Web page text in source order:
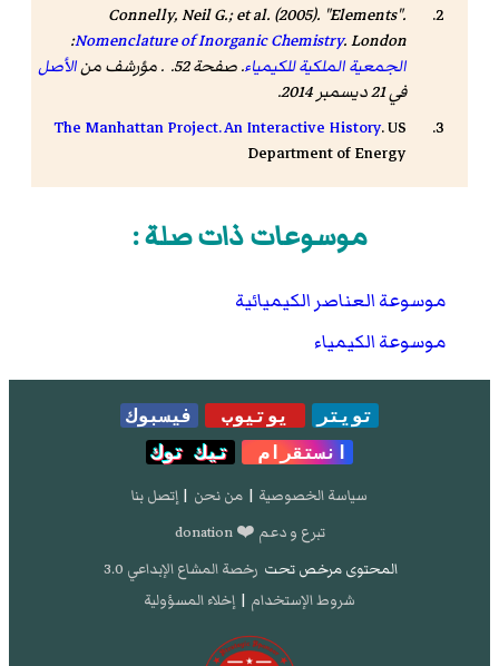
Connelly, Neil G.; et al. (2005). "Elements".
Nomenclature of Inorganic Chemistry. London:
الجمعية الملكية للكيمياء. صفحة 52. . مؤرشف من
الأصل
في 21 ديسمبر 2014.
The Manhattan Project. An Interactive History. US
Department of Energy
موسوعات ذات صلة :
موسوعة العناصر الكيميائية
موسوعة الكيمياء
تويتر يوتيوب
فيسبوك
انستقرام
تيك توك
سياسة الخصوصية | من نحن | إتصل بنا
تبرع و دعم ❤️ donation
المحتوى مرخص تحت رخصة المشاع الإبداعي 3.0
شروط الإستخدام | إخلاء المسؤولية